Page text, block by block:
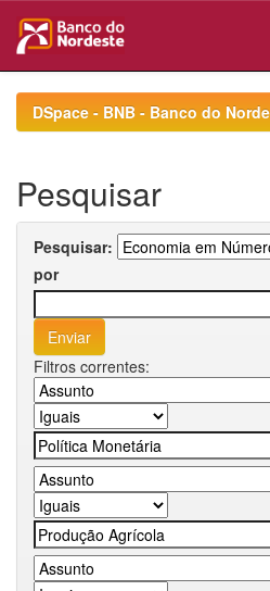
navigationDSpace - BNB - Banco do
Pesquisar
Pesquisar:
por
Filtros correntes: